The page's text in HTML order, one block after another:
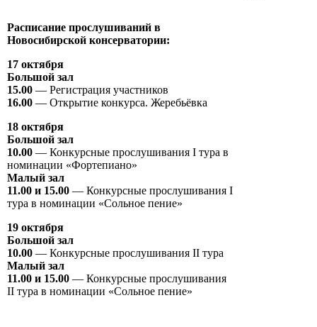
Расписание прослушиваний в
Новосибирской консерватории:
17 октября
Большой зал
15.00 — Регистрация участников
16.00 — Открытие конкурса. Жеребьёвка
18 октября
Большой зал
10.00 — Конкурсные прослушивания I тура в
номинации «Фортепиано»
Малый зал
11.00 и 15.00 — Конкурсные прослушивания I
тура в номинации «Сольное пение»
19 октября
Большой зал
10.00 — Конкурсные прослушивания II тура
Малый зал
11.00 и 15.00 — Конкурсные прослушивания
II тура в номинации «Сольное пение»